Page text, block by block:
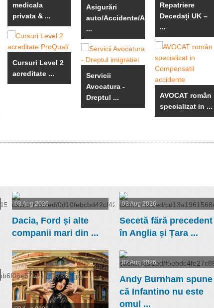
medicala
privata & ...
Cursuri Level 2
acreditate ...
Asigurări
auto/Accidente/An
...
Servicii
Avocatura -
Dreptul ...
Repatriere
Decedați UK –
...
AVOCAT român
specializat in ...
03 Aug 2026
Dacia, Ford și alte
companii mari din ...
03 Aug 2026
Secetă fără precedent
în Anglia și Țara ...
02 Aug 2026
Andy Burnham spune
că Infantino nu este
omul ...